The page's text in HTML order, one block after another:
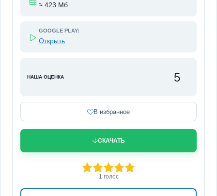
≈ 423 Мб
GOOGLE PLAY:
Открыть
НАША ОЦЕНКА 5
В избранное
СКАЧАТЬ
3 4 5
1 голос